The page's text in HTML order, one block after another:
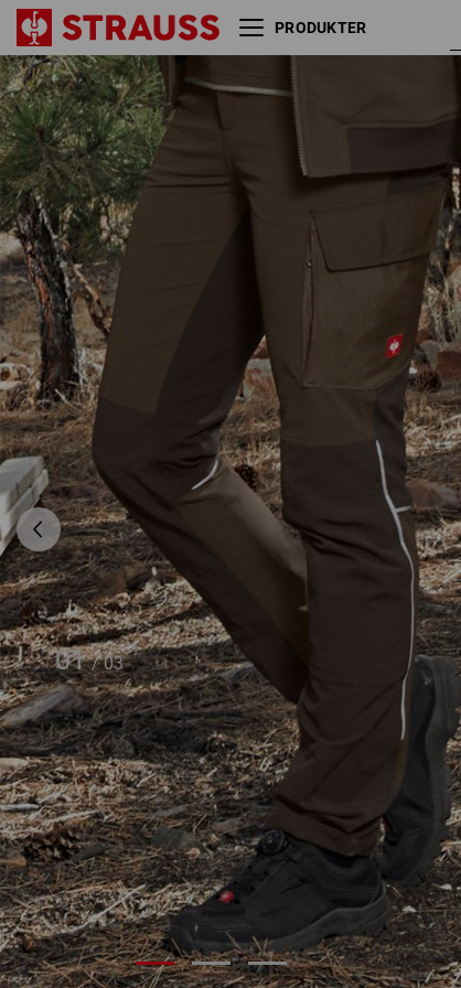
PRODUKTER
01 / 03
Funktionscargobyxa
e.s.dynashield, dam